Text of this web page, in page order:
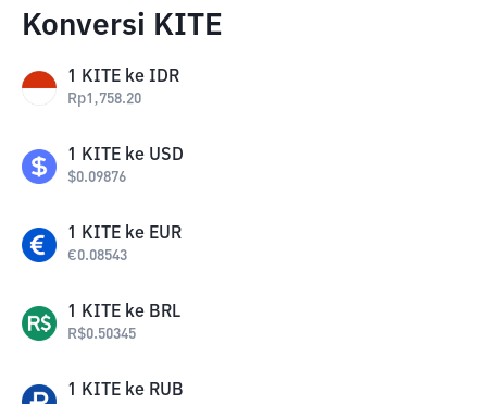
Konversi KITE
1 KITE ke IDR
Rp1,758.20
1 KITE ke USD
$0.09876
1 KITE ke EUR
€0.08543
1 KITE ke BRL
R$0.50345
1 KITE ke RUB